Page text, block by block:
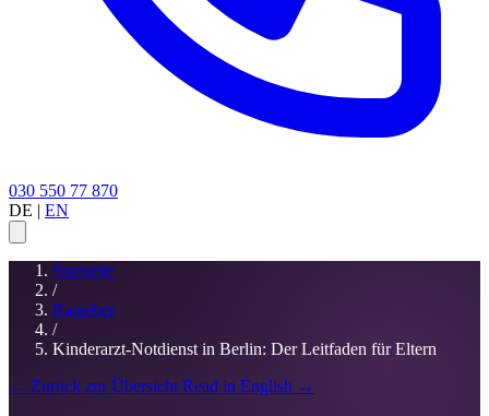
030 550 77 870
DE | EN
Startseite
/
Ratgeber
/
Kinderarzt-Notdienst in Berlin: Der Leitfaden für Eltern
← Zurück zur Übersicht Read in English →